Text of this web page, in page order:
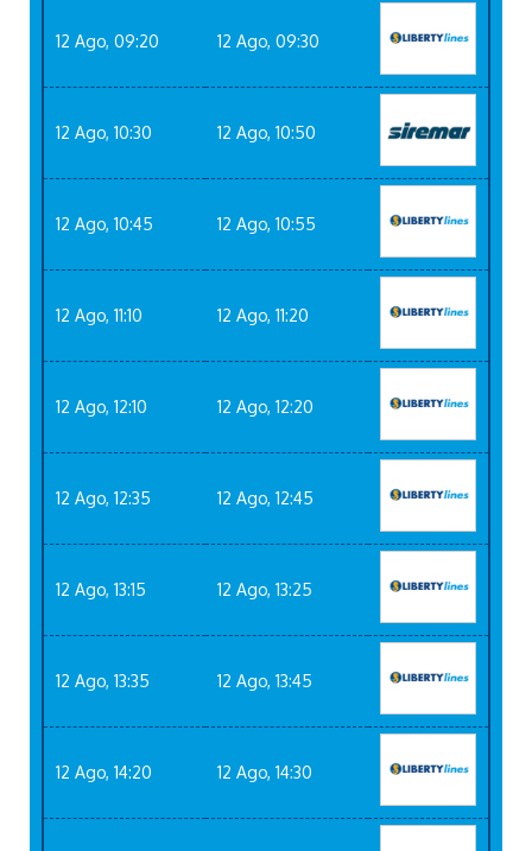
12 Ago, 09:20 12 Ago, 09:30
12 Ago, 10:30 12 Ago, 10:50
12 Ago, 10:45 12 Ago, 10:55
12 Ago, 11:10 12 Ago, 11:20
12 Ago, 12:10 12 Ago, 12:20
12 Ago, 12:35 12 Ago, 12:45
12 Ago, 13:15 12 Ago, 13:25
12 Ago, 13:35 12 Ago, 13:45
12 Ago, 14:20 12 Ago, 14:30